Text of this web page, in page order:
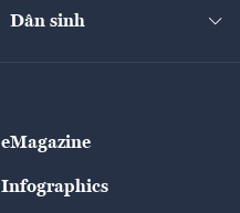
Nông sản
Giải trí
Dân sinh
eMagazine
Infographics